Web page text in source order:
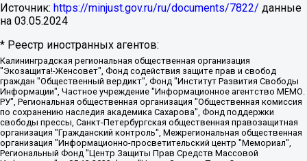
Источник: https://minjust.gov.ru/ru/documents/7822/ данные
на 03.05.2024
* Реестр иностранных агентов:
Калининградская региональная общественная организация "Экозащита!-Женсовет", Фонд содействия защите прав и свобод граждан "Общественный вердикт", Фонд "Институт Развития Свободы Информации", Частное учреждение "Информационное агентство МЕМО. РУ", Региональная общественная организация "Общественная комиссия по сохранению наследия академика Сахарова", Фонд поддержки свободы прессы, Санкт-Петербургская общественная правозащитная организация "Гражданский контроль", Межрегиональная общественная организация "Информационно-просветительский центр "Мемориал", Региональный Фонд "Центр Защиты Прав Средств Массовой Информации", с 05.12.2023 Фонд "Центр Защиты Прав Средств массовой информации", Региональная общественная благотворительная организация помощи беженцам и мигрантам "Гражданское содействие", Негосударственное образовательное учреждение дополнительного профессионального образования (повышение квалификации) специалистов "АКАДЕМИЯ ПО ПРАВАМ ЧЕЛОВЕКА", Свердловская региональная общественная организация "Сутяжник", Автономная некоммерческая организация "Центр независимых социологических исследований", Союз общественных объединений "Российский исследовательский центр по правам человека", Региональное общественное учреждение научно-информационный центр "МЕМОРИАЛ", Некоммерческая организация "Фонд защиты гласности", Автономная некоммерческая организация "Институт прав человека", Городская общественная организация "Екатеринбургское общество "МЕМОРИАЛ", Городская общественная организация "Рязанское историко-просветительское и правозащитное общество "Мемориал" (Рязанский Мемориал), Челябинский региональный орган общественной самодеятельности – женское общественное объединение "Женщины Евразии", Челябинский региональный орган общественной самодеятельности "Уральская правозащитная группа", Фонд содействия защите здоровья и социальной справедливости имени Андрея Рылькова, Автономная Некоммерческая Организация "Аналитический Центр Юрия Левады", Автономная некоммерческая организация социальной поддержки населения "Проект Апрель", Региональная общественная организация помощи женщинам и детям, находящимся в кризисной ситуации "Информационно-методический центр "Анна", Фонд содействия развитию массовых коммуникаций и правовому просвещению "Так-так-Так", Фонд содействия устойчивому развитию "Серебряная тайга", Свердловский региональный общественный фонд социальных проектов "Новое время", "Idel.Реалии", Кавказ.Реалии, Крым.Реалии, Телеканал Настоящее Время, Татаро-башкирская служба Радио Свобода (Azatliq Radiosi), Радио Свободная Европа/Радио Свобода (PCE/PC), "Сибирь.Реалии", "Фактограф", Благотворительный фонд помощи осужденным и их семьям, Автономная некоммерческая организация "Институт глобализации и социальных движений", Фонд "В защиту прав заключенных", Частное учреждение "Центр поддержки и содействия развитию средств массовой информации", Пензенский региональный общественный благотворительный фонд "Гражданский союз", "Север.Реалии", Некоммерческая организация Фонд "Правовая инициатива", Общество с ограниченной ответственностью "Радио Свободная Европа/Радио Свобода", Чешское информационное агентство "MEDIUM-ORIENT", Красноярская региональная общественная организация "Мы против СПИДа", Камалягин Денис Николаевич, Маркелов Сергей Евгеньевич, Пономарев Лев Александрович, Савицкая Людмила Алексеевна, Автономная некоммерческая организация "Центр по работе с проблемой насилия "НАСИЛИЮ.НЕТ", Межрегиональный профессиональный союз работников здравоохранения "Альянс врачей", Юридическое лицо, зарегистрированное в Латвийской Республике, SIA "Medusa Project" (регистрационный номер 40103797863, дата регистрации 10.06.2014), Некоммерческая организация "Фонд по борьбе с коррупцией", Автономная некоммерческая организация "Институт права и публичной политики", Баданин Роман Сергеевич, Гликин Максим Александрович, Железнова Мария Михайловна, Лукьянова Юлия Сергеевна, Маетная Елизавета Витальевна, Маняхин Петр Борисович, Чуракова Ольга Владимировна, Ярош Юлия Петровна, Юридическое лицо "The Insider SIA", зарегистрированное в Риге, Латвийская Республика (дата регистрации 26.06.2015), являющееся администратором доменного имени интернет-издания "The Insider SIA", https://theins.ru, Постернак Алексей Евгеньевич, Рубин Михаил Аркадьевич, Анин Роман Александрович, Юридическое лицо Istories fonds, зарегистрированное в Латвийской Республике (регистрационный номер 50008295751, дата регистрации 24.02.2020), Великовский Дмитрий Александрович, Долинина Ирина Николаевна, Мароховская Алеся Алексеевна, Шлейнов Роман Юрьевич, Шмагун Олеся Валентиновна, Общество с ограниченной ответственностью "Альтаир 2021", Общество с ограниченной ответственностью "Вега 2021", Общество с ограниченной ответственностью "Главный редактор 2021", Общество с ограниченной ответственностью "Ромашки монолит", Важенков Артем Валерьевич, Ивановская областная общественная организация "Центр гендерных исследований", Гурман Юрий Альбертович, Медиапроект "ОВД-Инфо", Егоров Владимир Владимирович, Жилинский Владимир Александрович, Общество с ограниченной ответственностью "ЗП", Иванова София Юрьевна, Карезина Инна Павловна, Кильтау Екатерина Викторовна, Петров Алексей Викторович, Пискунов Сергей Евгеньевич, Смирнов Сергей Сергеевич, Тихонов Михаил Сергеевич, Общество с ограниченной ответственностью "ЖУРНАЛИСТ-ИНОСТРАННЫЙ АГЕНТ", Арапова Галина Юрьевна, Вольтская Татьяна Анатольевна, Американская компания "Mason G.E.S. Anonymous Foundation" (США), являющаяся владельцем интернет-издания https://mnews.world/, Компания "Stichting Bellingcat", зарегистрированная в Нидерландах (дата регистрации 11.07.2018), Захаров Андрей Вячеславович, Клепиковская Екатерина Дмитриевна, Общество с ограниченной ответственностью "МЕМО", Перл Роман Александрович, Симонов Евгений Алексеевич, Соловьева Елена Анатольевна, Сотников Даниил Владимирович, Сурначева Елизавета Дмитриевна, Автономная некоммерческая организация по защите прав человека и информированию населения "Якутия – Наше Мнение", Общество с ограниченной ответственностью "Москоу диджитал медиа", с 26.01.2023 Общество с ограниченной ответственностью "Чайка Белые сады", Ветошкина Валерия Валерьевна, Заговора Максим Александрович, Межрегиональное общественное движение "Российская ЛГБТ - сеть", Оленичев Максим Владимирович, Павлов Иван Юрьевич, Скворцова Елена Сергеевна, Общество с ограниченной ответственностью "Как бы инагент", Кочетков Игорь Викторович, Общество с ограниченной ответственностью "Честные выборы", Еланчик Олег Александрович, Общество с ограниченной ответственностью "Нобелевский призыв", Гималова Регина Эмилевна, Григорьев Андрей Валерьевич, Григорьева Алина Александровна, Ассоциация по содействию защите прав призывников, альтернативнослужащих и военнослужащих "Правозащитная группа "Гражданин.Армия.Право", Хисамова Регина Фаритовна, Автономная некоммерческая организация по реализации социально-правовых программ "Лилит", Дальневосточное общественное движение "Маяк", Санкт-Петербургская ЛГБТ-инициативная группа "Выход", Инициативная группа ЛГБТ+ "Реверс", Алексеев Андрей Викторович, Бекбулатова Таисия Львовна, Беляев Иван Михайлович, Владыкина Елена Сергеевна, Гельман Марат Александрович, Никульшина Вероника Юрьевна, Толоконникова Надежда Андреевна, Шендерович Виктор Анатольевич, Общество с ограниченной ответственностью "Данное сообщение", Общество с ограниченной ответственностью Издательский дом "Новая глава", Айнбиндер Александра Александровна, Московский комьюнити-центр для ЛГБТ+инициатив, Благотворительный фонд развития филантропии, Deutsche Welle (Германия, Kurt-Schumacher-Strasse 3, 53113 Bonn), Борзунова Мария Михайловна, Воробьев Виктор Викторович, Голубева Анна Львовна, Константинова Алла Михайловна, Малкова Ирина Владимировна, Мурадов Мурад Абдулгалимович, Осетинская Елизавета Николаевна, Понасенков Евгений Николаевич, Ганапольский Матвей Юрьевич, Киселев Евгений Алексеевич, Борухович Ирина Григорьевна, Дремин Иван Тимофеевич, Дубровский Дмитрий Викторович, Красноярская региональная общественная организация поддержки и развития альтернативных образовательных технологий и межкультурных коммуникаций "ИНТЕРРА", Маяковская Екатерина Алексеевна, Фейгин Марк Захарович, Филимонов Андрей Викторович, Дзугкоева Регина Николаевна, Доброхотов Роман Александрович, Дудь Юрий Александрович, Елкин Сергей Владимирович, Кругликов Кирилл Игоревич, Сабунаева Мария Леонидовна, Семенов Алексей Владимирович, Шаинян Карен Багратович, Шульман Екатерина Михайловна, Асафьев Артур Валерьевич, Вахштайн Виктор Семенович, Венедиктов Алексей Алексеевич, Лушникова Екатерина Евгеньевна, Волков Леонид Михайлович, Невзоров Александр Глебович, Пархоменко Сергей Борисович, Сироткин Ярослав Николаевич, Кара-Мурза Владимир Владимирович, Баранова Наталья Владимировна, Гозман Леонид Яковлевич, Кагарлицкий Борис Юльевич, Климарев Михаил Валерьевич, Милов Владимир Станиславович, Автономная некоммерческая организация Краснодарский центр современного искусства "Типография", Моргенштерн Алишер Тагирович, Соболь Любовь Эдуардовна, Общество с ограниченной ответственностью "ЛИЗА НОРМ", Каспаров Гарри Кимович, Ходорковский Михаил Борисович, Общество с ограниченной ответственностью "Апрельские тезисы", Данилович Ирина Брониславовна, Кашин Олег Владимирович, Петров Николай Владимирович, Пивоваров Алексей Владимирович, Соколов Михаил Владимирович, Цветкова Юлия Владимировна, Чичваркин Евгений Александрович, Комитет против пыток/Команда против пыток, Общество с ограниченной ответственностью "Первый научный", Общество с ограниченной ответственностью "Вертолет и ко", Белоцерковская Вероника Борисовна, Кац Максим Евгеньевич, Лазарева Татьяна Юрьевна, Шаведдинов Руслан Табризович, Яшин Илья Валерьевич, Общество с ограниченной ответственностью "Иноагент ААВ", Алешковский Дмитрий Петрович, Альбац Евгения Марковна, Быков Дмитрий Львович, Галямина Юлия Евгеньевна, Лойко Сергей Леонидович, Мартынов Кирилл Константинович, Медведев Сергей Александрович, Крашенинников Федор Геннадиевич, Гордеева Катерина Вл